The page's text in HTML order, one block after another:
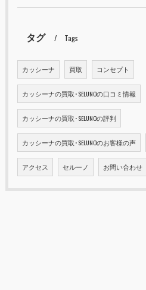
タグ Tags
カッシーナ 買取 コンセプト
カッシーナの買取･SELUNOの口コミ情報
カッシーナの買取･SELUNOの評判
カッシーナの買取･SELUNOのお客様の声
アクセス セルーノ お問い合わせ